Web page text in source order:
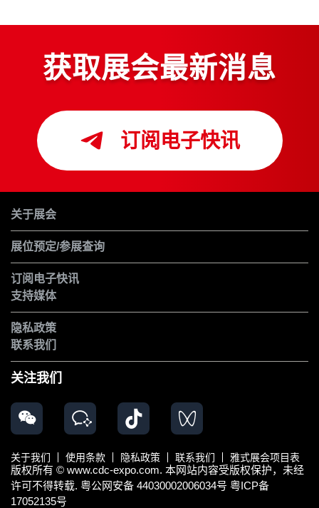
获取展会最新消息
订阅电子快讯
关于展会
展位预定/参展查询
订阅电子快讯
支持媒体
隐私政策
联系我们
关注我们
关于我们 使用条款 隐私政策 联系我们 雅式展会项目表
版权所有 © www.cdc-expo.com. 本网站内容受版权保护，未经
许可不得转载. 粤公网安备 44030002006034号 粤ICP备
17052135号